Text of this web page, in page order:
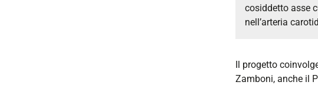
cosiddetto asse
nell’arteria
Il progetto
Zamboni, anche il